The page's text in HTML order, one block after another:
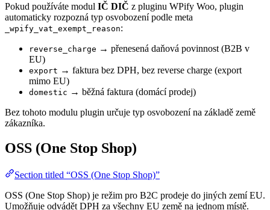
Pokud používáte modul IČ DIČ z pluginu WPify Woo, plugin
automaticky rozpozná typ osvobození podle meta
_wpify_vat_exempt_reason:
reverse_charge → přenesená daňová povinnost (B2B v
EU)
export → faktura bez DPH, bez reverse charge (export
mimo EU)
domestic → běžná faktura (domácí prodej)
Bez tohoto modulu plugin určuje typ osvobození na základě země
zákazníka.
OSS (One Stop Shop)
Section titled “OSS (One Stop Shop)”
OSS (One Stop Shop) je režim pro B2C prodeje do jiných zemí EU.
Umožňuje odvádět DPH za všechny EU země na jednom místě.